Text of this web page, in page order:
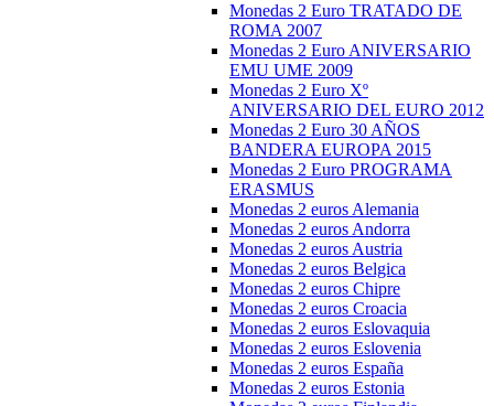
Monedas 2 Euro TRATADO DE
ROMA 2007
Monedas 2 Euro ANIVERSARIO
EMU UME 2009
Monedas 2 Euro Xº
ANIVERSARIO DEL EURO 2012
Monedas 2 Euro 30 AÑOS
BANDERA EUROPA 2015
Monedas 2 Euro PROGRAMA
ERASMUS
Monedas 2 euros Alemania
Monedas 2 euros Andorra
Monedas 2 euros Austria
Monedas 2 euros Belgica
Monedas 2 euros Chipre
Monedas 2 euros Croacia
Monedas 2 euros Eslovaquia
Monedas 2 euros Eslovenia
Monedas 2 euros España
Monedas 2 euros Estonia